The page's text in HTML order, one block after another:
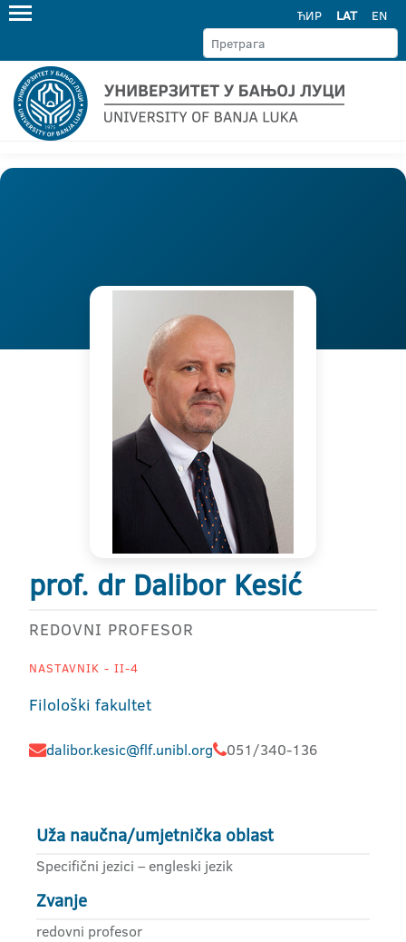
ЋИР LAT EN
prof. dr Dalibor Kesić
REDOVNI PROFESOR
NASTAVNIK - II-4
Filološki fakultet
dalibor.kesic@flf.unibl.org 051/340-136
Uža naučna/umjetnička oblast
Specifični jezici – engleski jezik
Zvanje
redovni profesor